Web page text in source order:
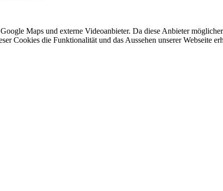
Maps und externe Videoanbieter. Da diese Anbieter
Cookies die Funktionalität und das Aussehen unserer Webseite